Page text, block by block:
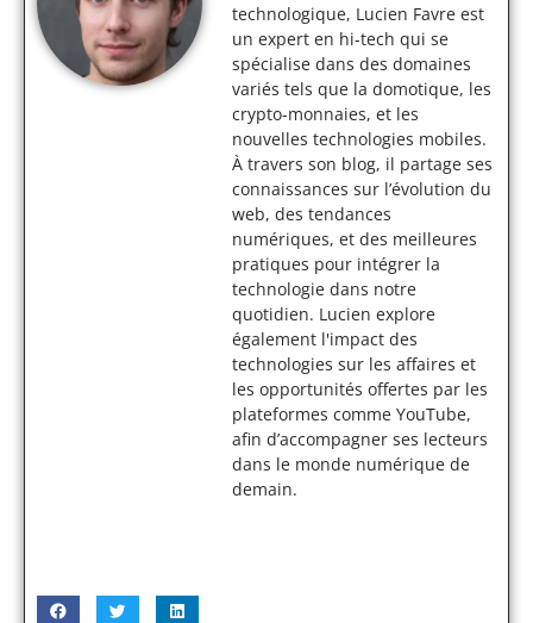
technologique, Lucien Favre est
un expert en hi-tech qui se
spécialise dans des domaines
variés tels que la domotique, les
crypto-monnaies, et les
nouvelles technologies mobiles.
À travers son blog, il partage ses
connaissances sur l’évolution du
web, des tendances
numériques, et des meilleures
pratiques pour intégrer la
technologie dans notre
quotidien. Lucien explore
également l'impact des
technologies sur les affaires et
les opportunités offertes par les
plateformes comme YouTube,
afin d’accompagner ses lecteurs
dans le monde numérique de
demain.